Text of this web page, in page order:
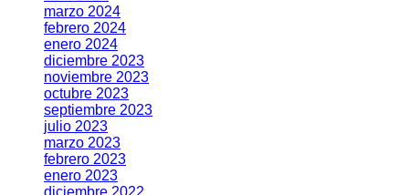
marzo 2024
febrero 2024
enero 2024
diciembre 2023
noviembre 2023
octubre 2023
septiembre 2023
julio 2023
marzo 2023
febrero 2023
enero 2023
diciembre 2022